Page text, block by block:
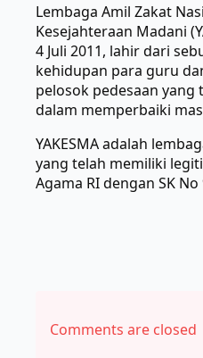
Lembaga Amil Zakat
Kesejahteraan Madani
4 Juli 2011, lahir dari
kehidupan para guru
pelosok pedesaan
dalam memperbaiki
YAKESMA adalah
yang telah memiliki
Agama RI dengan SK
Comments are closed